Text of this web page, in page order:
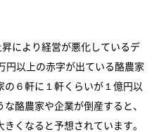
により経営が悪化しているデ
円以上の赤字が出ている酪農家
６軒に１軒くらいが１億円以
な酪農家や企業が倒産すると、
くなると予想されています。